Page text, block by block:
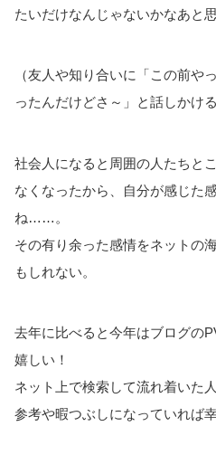
たいだけなんじゃないかなあと
（友人や知り合いに「この前や
ったんだけどさ～」と話しかける
社会人になると周囲の人たちと
なくなったから、自分が感じた
ね……。
その有り余った感情をネットの
もしれない。
去年に比べると今年はブログの
嬉しい！
ネット上で検索して流れ着いた
参考や暇つぶしになっていれば幸